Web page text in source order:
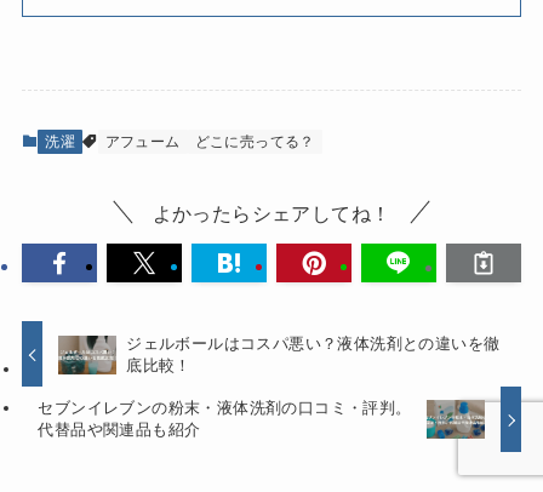
洗濯 アフューム どこに売ってる？
よかったらシェアしてね！
ジェルボールはコスパ悪い？液体洗剤との違いを徹
底比較！
セブンイレブンの粉末・液体洗剤の口コミ・評判。
代替品や関連品も紹介